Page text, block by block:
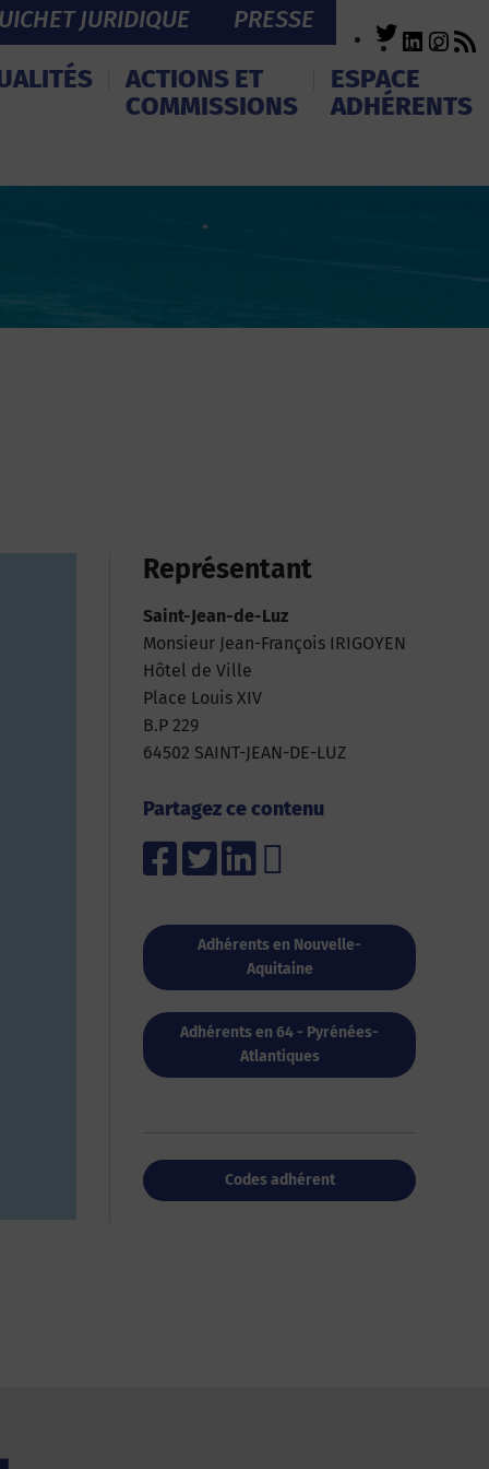
JURIDIQUE PRESSE Twitter
ACTIONS ET
COMMISSIONS
ESPACE
ADHÉRENTS
Représentant
Saint-Jean-de-Luz
Monsieur Jean-François IRIGOYEN
Hôtel de Ville
Place Louis XIV
B.P 229
64502 SAINT-JEAN-DE-LUZ
Partagez ce contenu
Adhérents en Nouvelle-
Aquitaine
Adhérents en 64 - Pyrénées-
Atlantiques
Codes adhérent